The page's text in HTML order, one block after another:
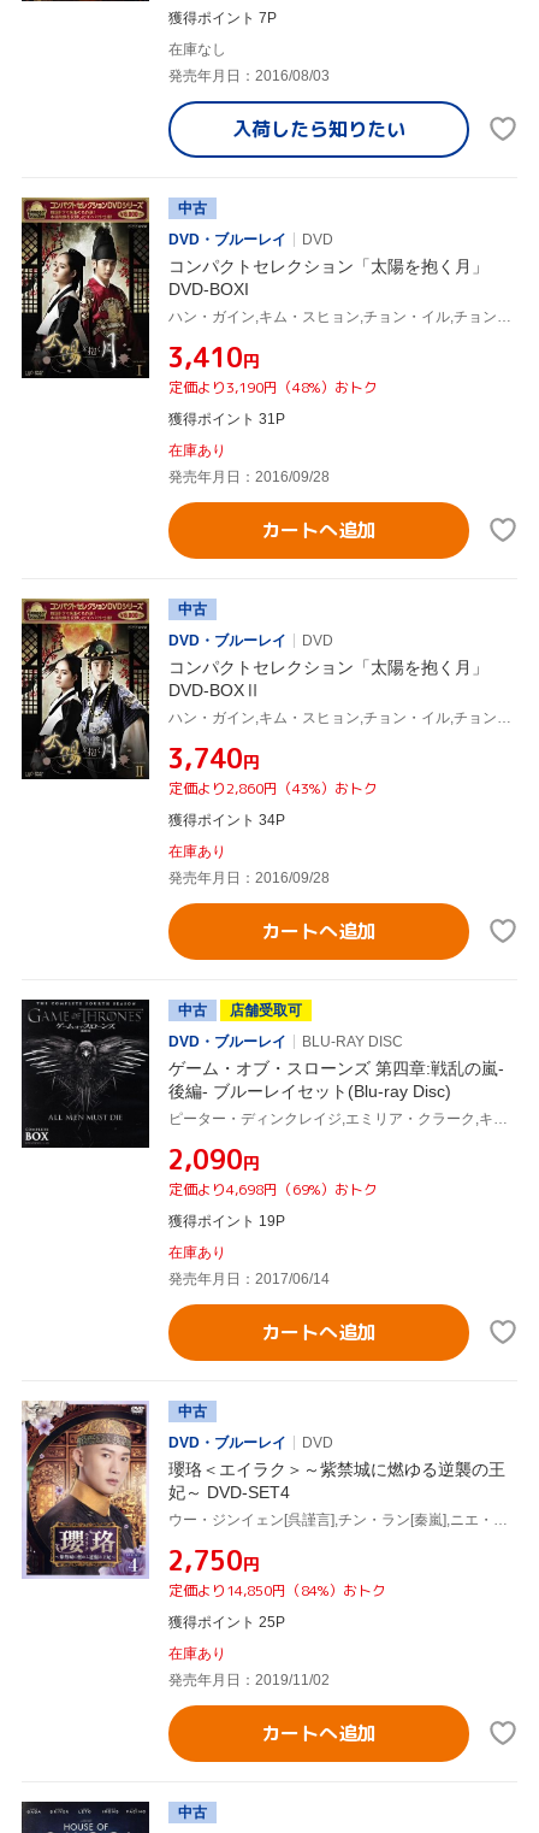
獲得ポイント 7P
在庫なし
発売年月日：2016/08/03
入荷したら知りたい
中古
DVD・ブルーレイ
DVD
コンパクトセレクション「太陽を抱く月」
DVD-BOXI
¥3,410円
定価より3,190円（48%）おトク
獲得ポイント 31P
在庫あり
発売年月日：2016/09/28
カートへ追加
中古
DVD・ブルーレイ
DVD
コンパクトセレクション「太陽を抱く月」
DVD-BOXⅡ
¥3,740円
定価より2,860円（43%）おトク
獲得ポイント 34P
在庫あり
発売年月日：2016/09/28
カートへ追加
中古
店舗受取可
DVD・ブルーレイ
BLU-RAY DISC
ゲーム・オブ・スローンズ 第四章:戦乱の嵐-
後編- ブルーレイセット(Blu-ray Disc)
¥2,090円
定価より4,698円（69%）おトク
獲得ポイント 19P
在庫あり
発売年月日：2017/06/14
カートへ追加
中古
DVD・ブルーレイ
DVD
瓔珞＜エイラク＞～紫禁城に燃ゆる逆襲の王
妃～ DVD-SET4
¥2,750円
定価より14,850円（84%）おトク
獲得ポイント 25P
在庫あり
発売年月日：2019/11/02
カートへ追加
中古